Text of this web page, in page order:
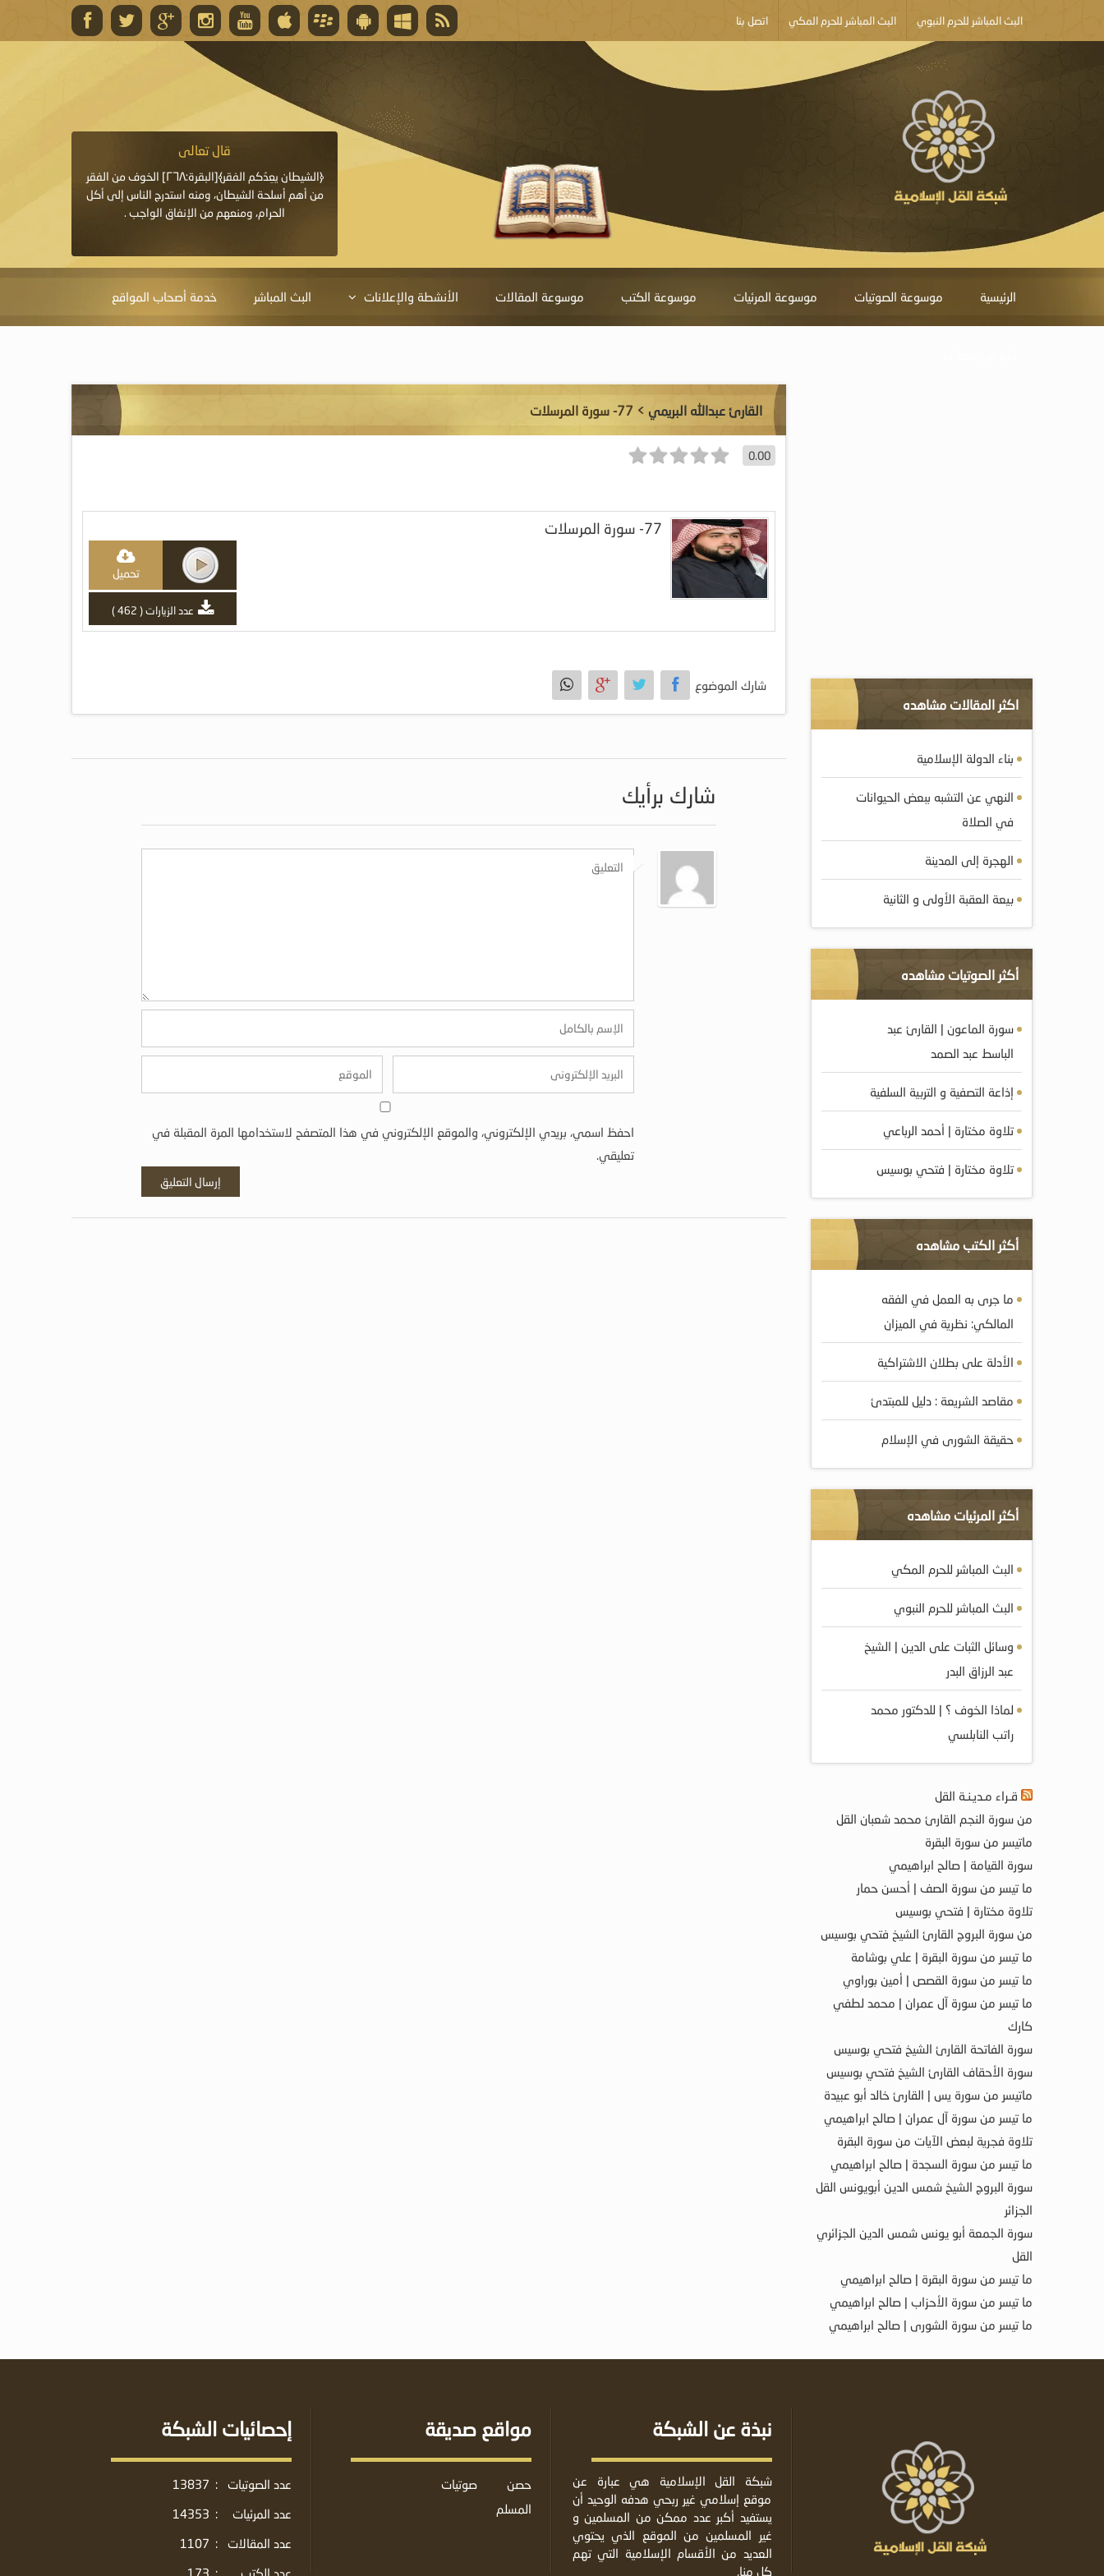
البث المباشر للحرم النبوي البث المباشر للحرم المكي اتصل بنا
قال تعالى
المغفرة لأنها أغلى جائزة، وهي مفتاح باب العطايا التي
قال تعالى
﴿الشيطان يعِدُكم الفقر﴾[البقرة:٢٦٨] الخوف من الفقر
من أهم أسلحة الشيطان، ومنه استدرج الناس إلى أكل
الحرام، ومنعهم من الإنفاق الواجب .
الرئيسية موسوعة الصوتيات موسوعة المرئيات موسوعة الكتب موسوعة المقالات الأنشطة والإعلانات البث المباشر خدمة أصحاب المواقع
القارئ عبدالله البريمي > 77- سورة المرسلات
0.00
77- سورة المرسلات
تحميل
عدد الزيارات ( 462 )
شارك الموضوع
شارك برأيك
احفظ اسمي، بريدي الإلكتروني، والموقع الإلكتروني في هذا المتصفح لاستخدامها المرة المقبلة في
تعليقي.
اكثر المقالات مشاهده
بناء الدولة الإسلامية
النهي عن التشبه ببعض الحيوانات
في الصلاة
الهجرة إلى المدينة
بيعة العقبة الأولى و الثانية
أكثر الصوتيات مشاهده
سورة الماعون | القارئ عبد
الباسط عبد الصمد
إذاعة التصفية و التربية السلفية
تلاوة مختارة | أحمد الرباعي
تلاوة مختارة | فتحي بوسيس
أكثر الكتب مشاهده
ما جرى به العمل في الفقه
المالكي: نظرية في الميزان
الأدلة على بطلان الاشتراكية
مقاصد الشريعة : دليل للمبتدئ
حقيقة الشورى في الإسلام
أكثر المرئيات مشاهده
البث المباشر للحرم المكي
البث المباشر للحرم النبوي
وسائل الثبات على الدين | الشيخ
عبد الرزاق البدر
لماذا الخوف ؟ | للدكتور محمد
راتب النابلسي
قـراء مـديـنـة القل
من سورة النجم القارئ محمد شعبان القل
ماتيسر من سورة البقرة
سورة القيامة | صالح ابراهيمي
ما تيسر من سورة الصف | أحسن حمار
تلاوة مختارة | فتحي بوسيس
من سورة البروج القارئ الشيخ فتحي بوسيس
ما تيسر من سورة البقرة | علي بوشامة
ما تيسر من سورة القصص | أمين بوراوي
ما تيسر من سورة آل عمران | محمد لطفي
كارك
سورة الفاتحة القارئ الشيخ فتحي بوسيس
سورة الأحقاف القارئ الشيخ فتحي بوسيس
ماتيسر من سورة يس | القارئ خالد أبو عبيدة
ما تيسر من سورة آل عمران | صالح ابراهيمي
تلاوة فجرية لبعض الآيات من سورة البقرة
ما تيسر من سورة السجدة | صالح ابراهيمي
سورة البروج الشيخ شمس الدين أبويونس القل
الجزائر
سورة الجمعة أبو يونس شمس الدين الجزائري
القل
ما تيسر من سورة البقرة | صالح ابراهيمي
ما تيسر من سورة الأحزاب | صالح ابراهيمي
ما تيسر من سورة الشورى | صالح ابراهيمي
نبذة عن الشبكة
شبكة القل الإسلامية هي عبارة عن
موقع إسلامي غير ربحي هدفه الوحيد أن
يستفيد أكبر عدد ممكن من المسلمين و
غير المسلمين من الموقع الذي يحتوي
العديد من الأقسام الإسلامية التي تهم
كل منا.
مواقع صديقة
حصن
المسلم
صوتيات
إحصائيات الشبكة
عدد الصوتيات :
13837
عدد المرئيات
:
14353
عدد المقالات
:
1107
عدد الكتب
:
173